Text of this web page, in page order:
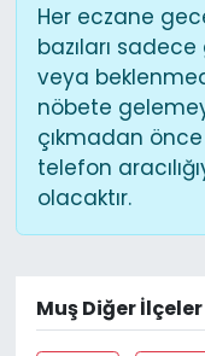
Her eczane
bazıları
veya
nöbete
çıkmadan
telefon
olacaktır.
Muş Diğer İlçeler